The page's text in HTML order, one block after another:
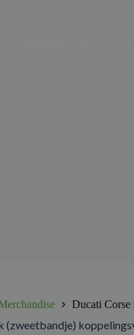
Ducati Corse
(zweetbandje)